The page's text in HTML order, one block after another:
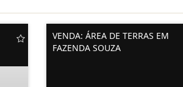
VENDA: ÁREA DE TERRAS EM
FAZENDA SOUZA